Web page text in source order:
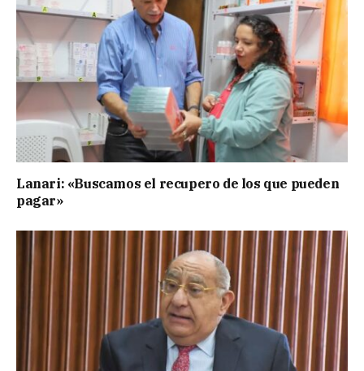
Lanari: «Buscamos el recupero de los que pueden
pagar»